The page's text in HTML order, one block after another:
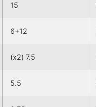
15
6+12
(x2) 7.5
5.5